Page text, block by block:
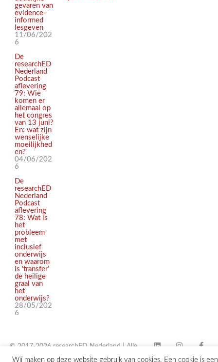
gevaren van
evidence-
informed
lesgeven
11/06/202
6
De
researchED
Nederland
Podcast
aflevering
79: Wie
komen er
allemaal op
het congres
van 13 juni?
En: wat zijn
wenselijke
moeilijkhed
en?
04/06/202
6
De
researchED
Nederland
Podcast
aflevering
78: Wat is
het
probleem
met
inclusief
onderwijs
en waarom
is ‘transfer’
de heilige
graal van
het
onderwijs?
28/05/202
6
© 2017-2026 researchED Nederland | Alle
Wij maken op deze website gebruik van cookies. Een cookie is een